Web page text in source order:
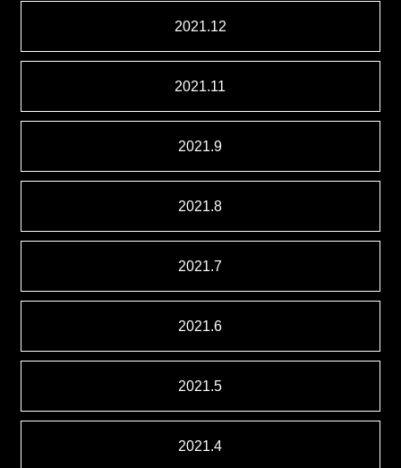
2021.12
2021.11
2021.9
2021.8
2021.7
2021.6
2021.5
2021.4